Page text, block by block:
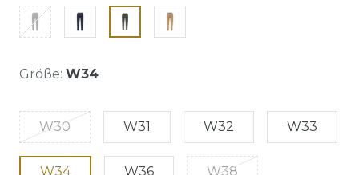
Größe: W34
W30 W31 W32 W33
W34 W36 W38